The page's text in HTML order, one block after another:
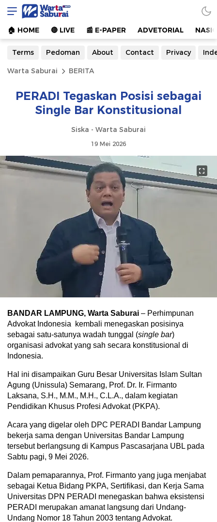
Warta Saburai
Sumber Informasi Terkini
🏠︎ HOME 🔴 LIVE 📰 E-PAPER ADVETORIAL
Terms Pedoman About Contact Privacy
Warta Saburai BERITA
PERADI Tegaskan Posisi sebagai
Single Bar Konstitusional
Siska - Warta Saburai
19 Mei 2026
BANDAR LAMPUNG, Warta Saburai – Perhimpunan
Advokat Indonesia kembali menegaskan posisinya
sebagai satu-satunya wadah tunggal (single bar)
organisasi advokat yang sah secara konstitusional di
Indonesia.
Hal ini disampaikan Guru Besar Universitas Islam Sultan
Agung (Unissula) Semarang, Prof. Dr. Ir. Firmanto
Laksana, S.H., M.M., M.H., C.L.A., dalam kegiatan
Pendidikan Khusus Profesi Advokat (PKPA).
Acara yang digelar oleh DPC PERADI Bandar Lampung
bekerja sama dengan Universitas Bandar Lampung
tersebut berlangsung di Kampus Pascasarjana UBL pada
Sabtu pagi, 9 Mei 2026.
Dalam pemaparannya, Prof. Firmanto yang juga menjabat
sebagai Ketua Bidang PKPA, Sertifikasi, dan Kerja Sama
Universitas DPN PERADI menegaskan bahwa eksistensi
PERADI merupakan amanat langsung dari Undang-
Undang Nomor 18 Tahun 2003 tentang Advokat.